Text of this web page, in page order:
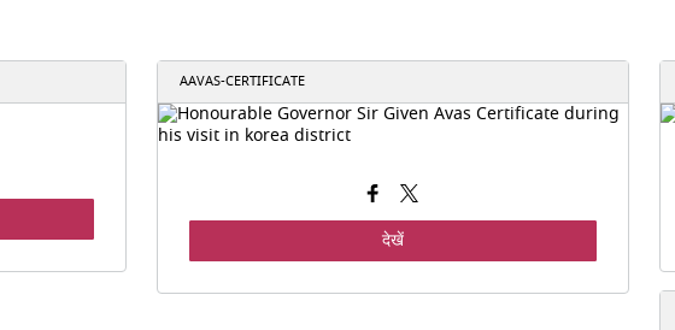
AAVAS-CERTIFICATE
देखें